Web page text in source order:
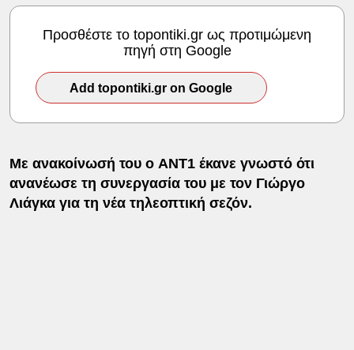
Προσθέστε το topontiki.gr ως προτιμώμενη
πηγή στη Google
Add topontiki.gr on Google
Με ανακοίνωσή του ο ANT1 έκανε γνωστό ότι
ανανέωσε τη συνεργασία του με τον Γιώργο
Λιάγκα για τη νέα τηλεοπτική σεζόν.